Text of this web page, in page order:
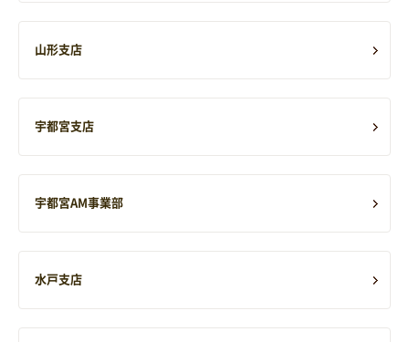
山形支店
宇都宮支店
宇都宮AM事業部
水戸支店